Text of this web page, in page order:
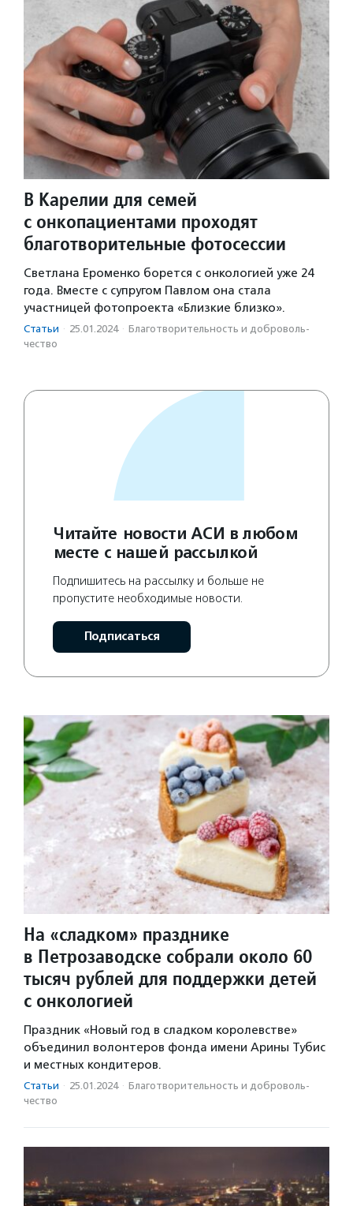
В Карелии для семей
с онкопациентами проходят
благотворительные фотосессии
Светлана Ероменко борется с онкологией уже 24
года. Вместе с супругом Павлом она стала
участницей фотопроекта «Близкие близко».
Статьи · 25.01.2024 · Благотвори­тель­ность и доброволь­
чест­во
Читайте новости АСИ в любом
месте с нашей рассылкой
Подпишитесь на рассылку и больше не
пропустите необходимые новости.
Подписаться
На «сладком» празднике
в Петрозаводске собрали около 60
тысяч рублей для поддержки детей
с онкологией
Праздник «Новый год в сладком королевстве»
объединил волонтеров фонда имени Арины Тубис
и местных кондитеров.
Статьи · 25.01.2024 · Благотвори­тель­ность и доброволь­
чест­во